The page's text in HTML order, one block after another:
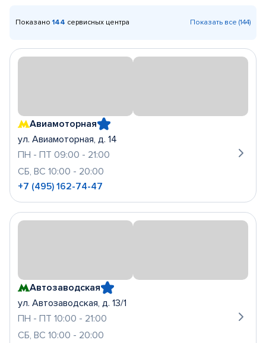
Показано 144 сервисных центра Показать все (144)
Авиамоторная
ул. Авиамоторная, д. 14
ПН - ПТ 09:00 - 21:00
СБ, ВС 10:00 - 20:00
+7 (495) 162-74-47
Автозаводская
ул. Автозаводская, д. 13/1
ПН - ПТ 10:00 - 21:00
СБ, ВС 10:00 - 20:00